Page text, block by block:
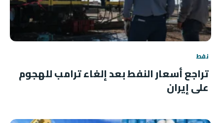
نفط
تراجع أسعار النفط بعد إلغاء ترامب للهجوم
على إيران